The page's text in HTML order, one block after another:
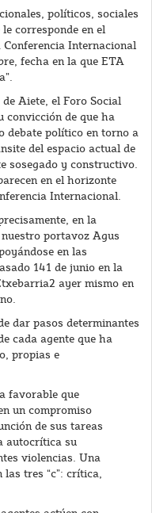
políticos, sociales
corresponde en el
Internacional
fecha en la que ETA
Aiete, el Foro Social
convicción de que ha
debate político en torno a
del espacio actual de
sosegado y constructivo.
en el horizonte
Internacional.
en la
portavoz Agus
en las
141 de junio en la
ayer mismo en
dar pasos determinantes
cada agente que ha
propias e
favorable que
un compromiso
de sus tareas
autocrítica su
violencias. Una
las tres “c”: crítica,